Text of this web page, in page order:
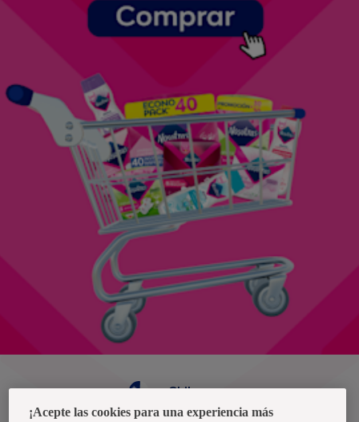
Chile
¡Acepte las cookies para una experiencia más